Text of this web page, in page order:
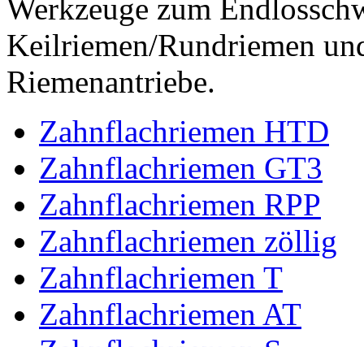
Werkzeuge zum
Keilriemen/Rundriemen
Riemenantriebe.
Zahnflachriemen HTD
Zahnflachriemen GT3
Zahnflachriemen RPP
Zahnflachriemen zöllig
Zahnflachriemen T
Zahnflachriemen AT